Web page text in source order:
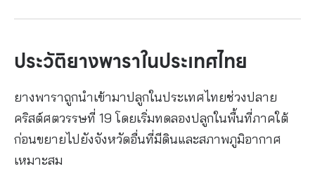
พื้นที่น้ำขังสามารถปลูกยางพาราได้หรือ
ไม่?
ยางธรรมชาติต่างจากยางสังเคราะห์
อย่างไร?
ต้นยางที่หมดอายุการกรีดยังมีมูลค่าหรือ
ประวัติยางพาราในประเทศไทย
ยางพาราถูกนำเข้ามาปลูกในประเทศไทยช่วงปลาย
คริสต์ศตวรรษที่ 19 โดยเริ่มทดลองปลูกในพื้นที่ภาคใต้
ก่อนขยายไปยังจังหวัดอื่นที่มีดินและสภาพภูมิอากาศ
เหมาะสม